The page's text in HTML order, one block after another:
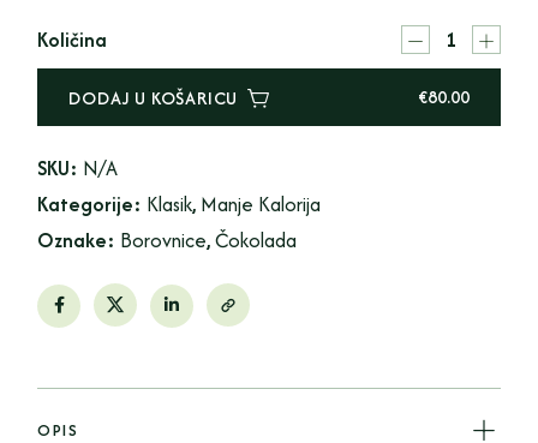
Količina
DODAJ U KOŠARICU €80.00
SKU: N/A
Kategorije: Klasik, Manje Kalorija
Oznake: Borovnice,Čokolada
OPIS